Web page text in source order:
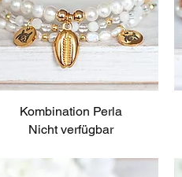
Schnellansicht
Kombination Perla
Nicht verfügbar